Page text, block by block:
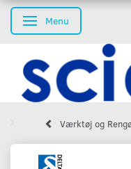
Skifte navigation
Menu
Værktøj og